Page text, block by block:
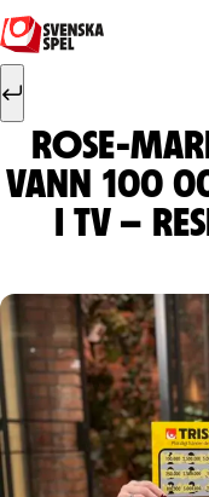
Hoppa till innehåll
Sök efter:
ROSE-
VANN 100
I TV –